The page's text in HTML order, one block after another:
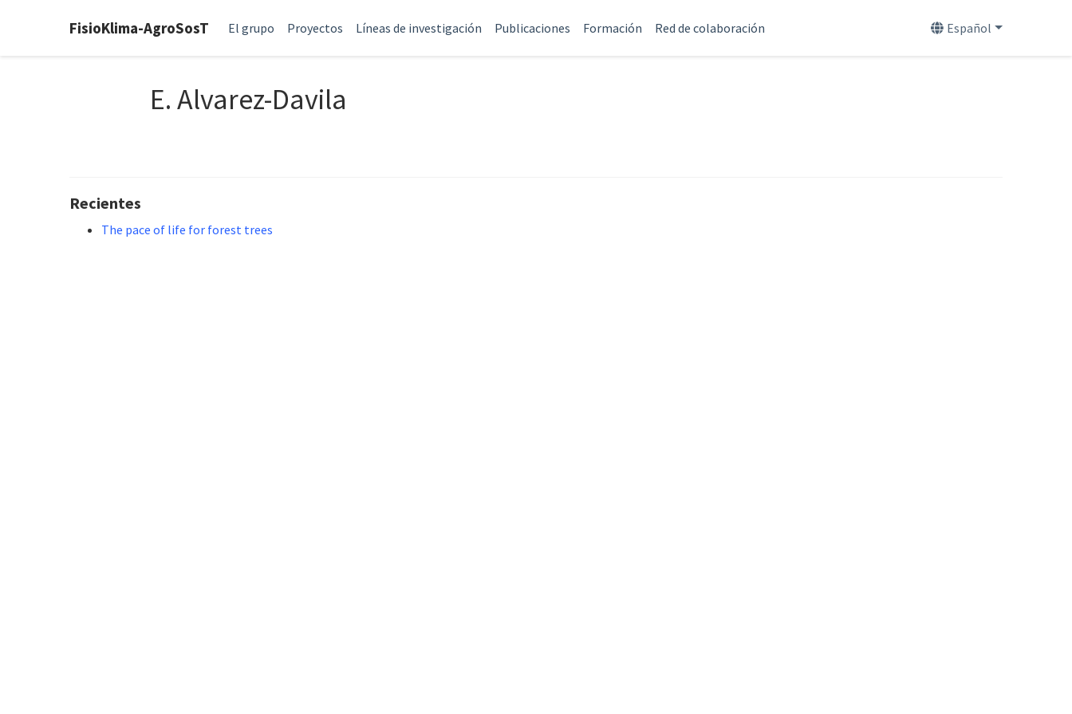
FisioKlima-AgroSosT El grupo Proyectos Líneas de investigación Publicaciones Formación Red de colaboración Español
E. Alvarez-Davila
Recientes
The pace of life for forest trees